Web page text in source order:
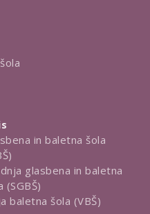
in baletna šola
glasbena in baletna
(SGBŠ)
baletna šola (VBŠ)